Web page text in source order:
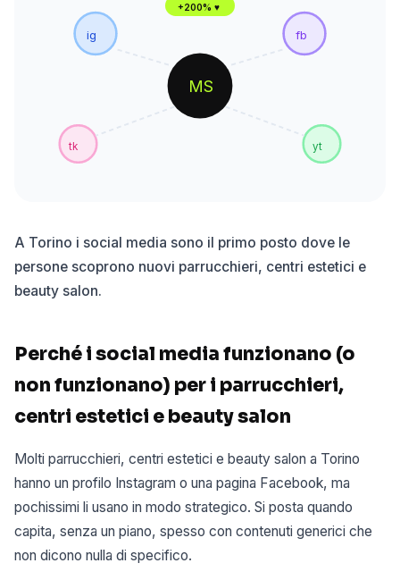
MS
ig fb
tk yt
+200% ♥
A Torino i social media sono il primo posto dove le
persone scoprono nuovi parrucchieri, centri estetici e
beauty salon.
Perché i social media funzionano (o
non funzionano) per i parrucchieri,
centri estetici e beauty salon
Molti parrucchieri, centri estetici e beauty salon a Torino
hanno un profilo Instagram o una pagina Facebook, ma
pochissimi li usano in modo strategico. Si posta quando
capita, senza un piano, spesso con contenuti generici che
non dicono nulla di specifico.